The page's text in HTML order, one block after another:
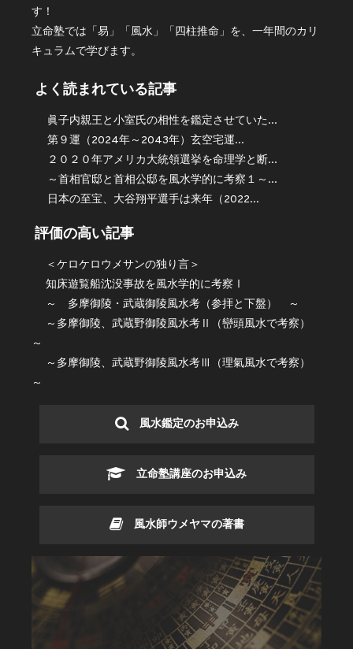
す！
立命塾では「易」「風水」「四柱推命」を、一年間のカリ
キュラムで学びます。
よく読まれている記事
眞子内親王と小室氏の相性を鑑定させていた...
第９運（2024年～2043年）玄空宅運...
２０２０年アメリカ大統領選挙を命理学と断...
～首相官邸と首相公邸を風水学的に考察１～...
日本の至宝、大谷翔平選手は来年（2022...
評価の高い記事
＜ケロケロウメサンの独り言＞
知床遊覧船沈没事故を風水学的に考察Ⅰ
～ 多摩御陵・武蔵御陵風水考（参拝と下盤） ～
～多摩御陵、武蔵野御陵風水考Ⅱ（巒頭風水で考察）
～
～多摩御陵、武蔵野御陵風水考Ⅲ（理氣風水で考察）
～
風水鑑定のお申込み
立命塾講座のお申込み
風水師ウメヤマの著書